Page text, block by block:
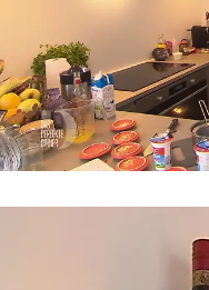
Das perfekte Dinner
Tobias serviert